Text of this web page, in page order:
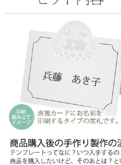
お問合せ